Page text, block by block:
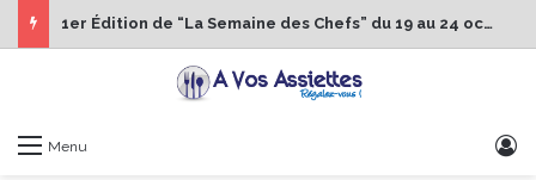
1er Édition de “La Semaine des Chefs” du 19 au 24 octobre 2026
Menu